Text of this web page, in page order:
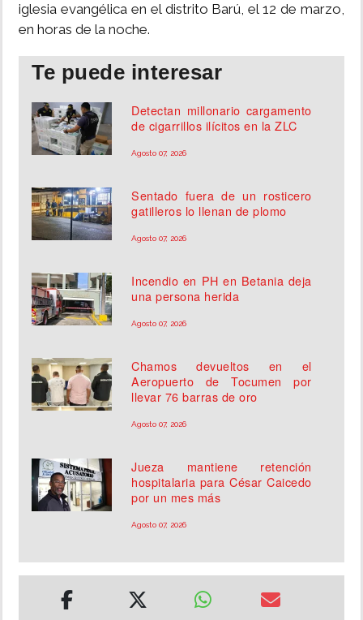
iglesia evangélica en el distrito Barú, el 12 de marzo,
en horas de la noche.
Te puede interesar
Detectan millonario cargamento
de cigarrillos ilícitos en la ZLC
Agosto 07, 2026
Sentado fuera de un rosticero
gatilleros lo llenan de plomo
Agosto 07, 2026
Incendio en PH en Betania deja
una persona herida
Agosto 07, 2026
Chamos devueltos en el
Aeropuerto de Tocumen por
llevar 76 barras de oro
Agosto 07, 2026
Jueza mantiene retención
hospitalaria para César Caicedo
por un mes más
Agosto 07, 2026